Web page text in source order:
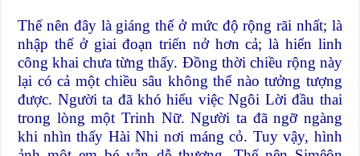
Thế nên đây là giáng thế ở mức độ rộng rãi nhất; là
nhập thế ở giai đoạn triển nở hơn cả; là hiển linh
công khai chưa từng thấy. Ðồng thời chiều rộng này
lại có cả một chiều sâu không thể nào tưởng tượng
được. Người ta đã khó hiểu việc Ngôi Lời đầu thai
trong lòng một Trinh Nữ. Người ta đã ngỡ ngàng
khi nhìn thấy Hài Nhi nơi máng cỏ. Tuy vậy, hình